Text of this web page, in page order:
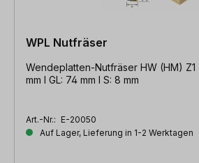
WPL Nutfräser
Wendeplatten-Nutfräser HW (HM) Z1
mm l GL: 74 mm l S: 8 mm
Art.-Nr.: E-20050
Auf Lager, Lieferung in 1-2 Werktagen